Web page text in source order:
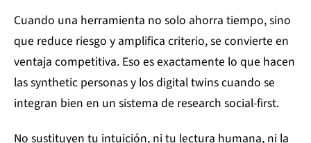
Cuando una herramienta no solo ahorra tiempo, sino
que reduce riesgo y amplifica criterio, se convierte en
ventaja competitiva. Eso es exactamente lo que hacen
las synthetic personas y los digital twins cuando se
integran bien en un sistema de research social-first.
No sustituyen tu intuición, ni tu lectura humana, ni la